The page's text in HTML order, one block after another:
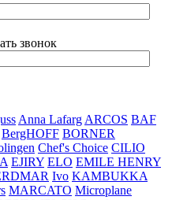
звонок
Anna Lafarg ARCOS BAF
BergHOFF BORNER
Chef's Choice CILIO
EJIRY ELO EMILE HENRY
Ivo KAMBUKKA
MARCATO Microplane